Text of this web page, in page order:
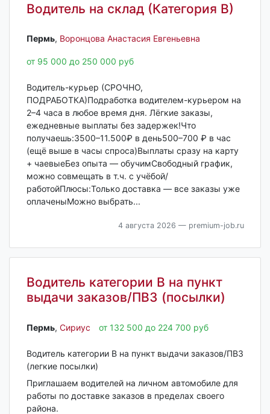
Водитель на склад (Категория В)
Пермь‎, Воронцова Анастасия Евгеньевна
от 95 000 до 250 000 руб
Водитель-курьер (СРОЧНО,
ПОДРАБОТКА)Подработка водителем-курьером на
2–4 часа в любое время дня. Лёгкие заказы,
ежедневные выплаты без задержек!Что
получаешь:3500–11.500₽ в день500–700 ₽ в час
(ещё выше в часы спроса)Выплаты сразу на карту
+ чаевыеБез опыта — обучимСвободный график,
можно совмещать в т.ч. с учёбой/
работойПлюсы:Только доставка — все заказы уже
оплаченыМожно выбрать...
4 августа 2026 — premium-job.ru
Водитель категории B на пункт
выдачи заказов/ПВЗ (посылки)
Пермь‎, Сириус от 132 500 до 224 700 руб
Водитель категории B на пункт выдачи заказов/ПВЗ
(легкие посылки)
Приглашаем водителей на личном автомобиле для
работы по доставке заказов в пределах своего
района.